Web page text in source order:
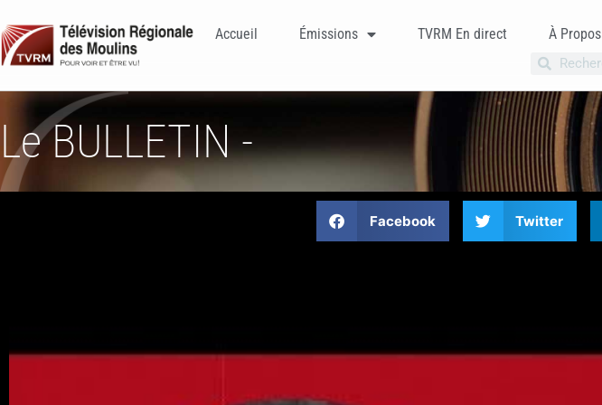
Accueil Émissions TVRM En direct À Propos
Le BULLETIN -
Facebook Twitter